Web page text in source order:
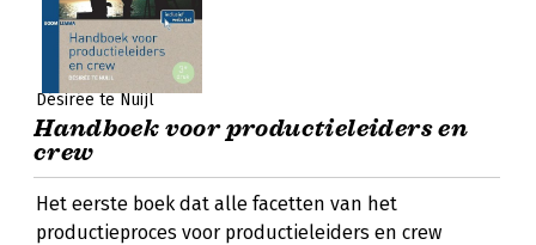
Désirée te Nuijl
Handboek voor productieleiders en
crew
Het eerste boek dat alle facetten van het
productieproces voor productieleiders en crew